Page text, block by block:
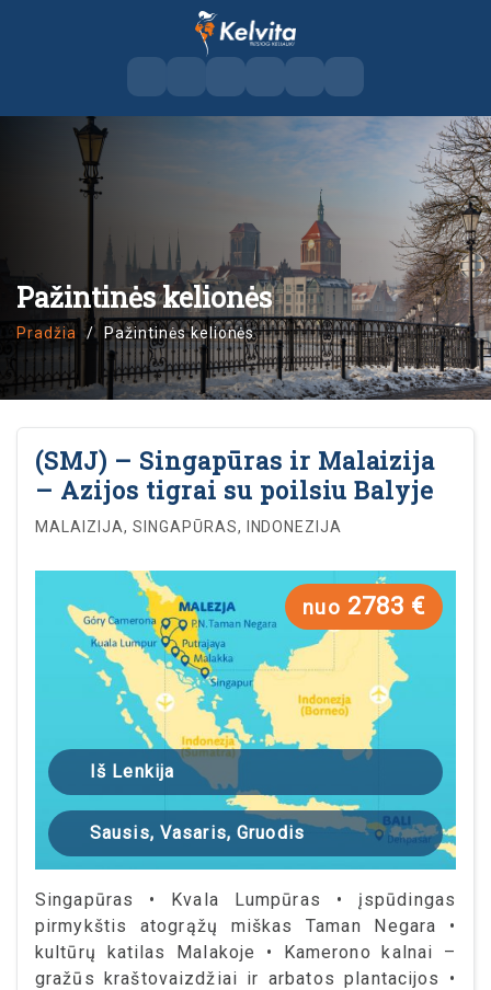
Pažintinės kelionės
Pradžia Pažintinės kelionės
(SMJ) – Singapūras ir Malaizija
– Azijos tigrai su poilsiu Balyje
MALAIZIJA, SINGAPŪRAS, INDONEZIJA
nuo 2783 €
Iš Lenkija
Sausis, Vasaris, Gruodis
Singapūras • Kvala Lumpūras • įspūdingas
pirmykštis atogrąžų miškas Taman Negara •
kultūrų katilas Malakoje • Kamerono kalnai –
gražūs kraštovaizdžiai ir arbatos plantacijos •